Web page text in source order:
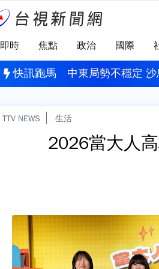
即時 焦點 政治 國際
快訊跑馬 中東局勢不穩定
TTV NEWS 生活
2026當大人